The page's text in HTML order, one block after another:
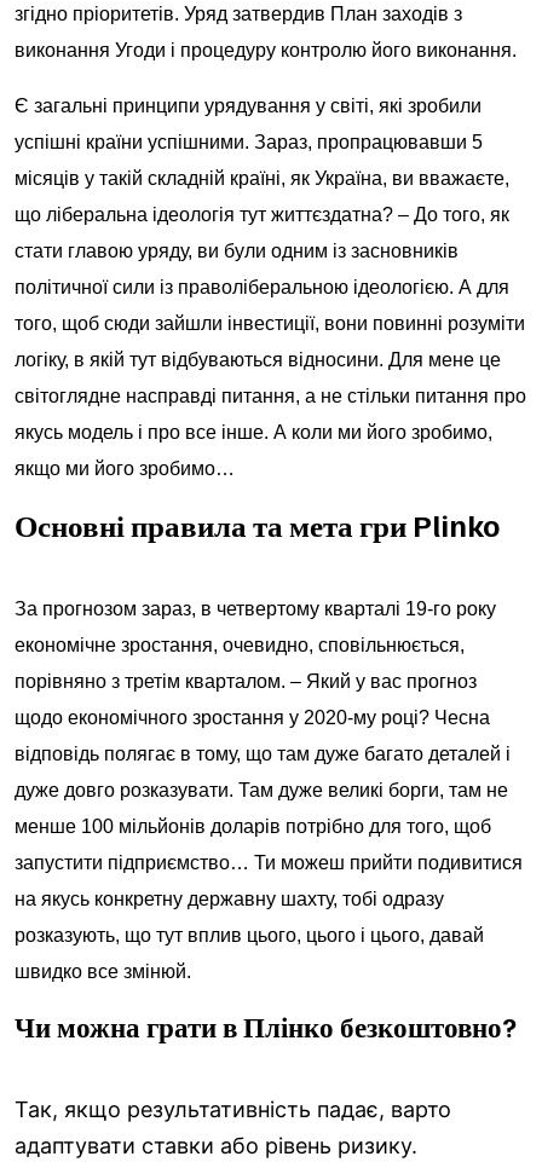
згідно пріоритетів. Уряд затвердив План заходів з
виконання Угоди і процедуру контролю його виконання.
Є загальні принципи урядування у світі, які зробили
успішні країни успішними. Зараз, пропрацювавши 5
місяців у такій складній країні, як Україна, ви вважаєте,
що ліберальна ідеологія тут життєздатна? – До того, як
стати главою уряду, ви були одним із засновників
політичної сили із праволіберальною ідеологією. А для
того, щоб сюди зайшли інвестиції, вони повинні розуміти
логіку, в якій тут відбуваються відносини. Для мене це
світоглядне насправді питання, а не стільки питання про
якусь модель і про все інше. А коли ми його зробимо,
якщо ми його зробимо…
Основні правила та мета гри Plinko
За прогнозом зараз, в четвертому кварталі 19-го року
економічне зростання, очевидно, сповільнюється,
порівняно з третім кварталом. – Який у вас прогноз
щодо економічного зростання у 2020-му році? Чесна
відповідь полягає в тому, що там дуже багато деталей і
дуже довго розказувати. Там дуже великі борги, там не
менше 100 мільйонів доларів потрібно для того, щоб
запустити підприємство… Ти можеш прийти подивитися
на якусь конкретну державну шахту, тобі одразу
розказують, що тут вплив цього, цього і цього, давай
швидко все змінюй.
Чи можна грати в Плінко безкоштовно?
Так, якщо результативність падає, варто
адаптувати ставки або рівень ризику.